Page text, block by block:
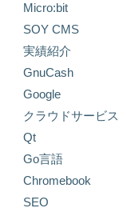
Micro:bit
SOY CMS
実績紹介
GnuCash
Google
クラウドサービス
Qt
Go言語
Chromebook
SEO